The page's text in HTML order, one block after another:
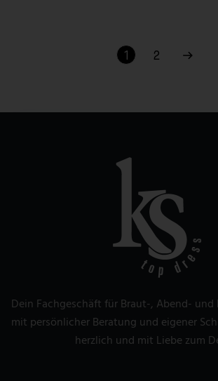
1 2
Dein Fachgeschäft für Braut-, Abend-
mit persönlicher Beratung und eigener
herzlich und mit Liebe zum